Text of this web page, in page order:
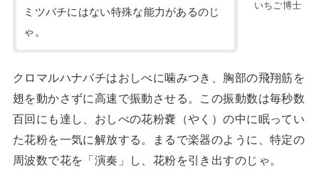
いちご博士
ミツバチにはない特殊な能力があるのじ
ゃ。
クロマルハナバチはおしべに噛みつき、胸部の飛翔筋を
翅を動かさずに高速で振動させる。この振動数は毎秒数
百回にも達し、おしべの花粉嚢（やく）の中に眠ってい
た花粉を一気に解放する。まるで楽器のように、特定の
周波数で花を「演奏」し、花粉を引き出すのじゃ。